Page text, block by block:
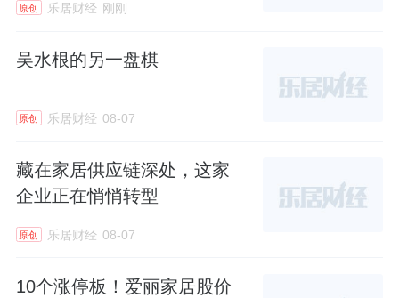
原创 乐居财经 刚刚
吴水根的另一盘棋
原创 乐居财经 08-07
藏在家居供应链深处，这家
企业正在悄悄转型
原创 乐居财经 08-07
10个涨停板！爱丽家居股价